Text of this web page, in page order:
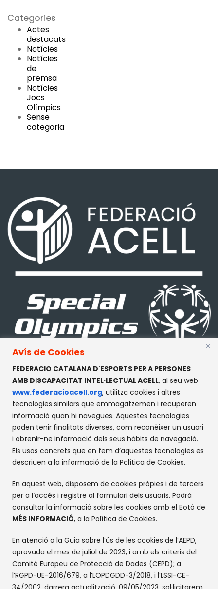
Avís de Cookies
FEDERACIO CATALANA D'ESPORTS PER A PERSONES
AMB DISCAPACITAT INTEL·LECTUAL ACELL, al seu web
www.federacioacell.org, utilitza cookies i altres
tecnologies similars que emmagatzemen i recuperen
informació quan hi navegues. Aquestes tecnologies
poden tenir finalitats diverses, com reconèixer un usuari
i obtenir-ne informació dels seus hàbits de navegació.
Els usos concrets que en fem d’aquestes tecnologies es
descriuen a la informació de la Política de Cookies.
En aquest web, disposem de cookies pròpies i de tercers
per a l’accés i registre al formulari dels usuaris. Podrà
consultar la informació sobre les cookies amb el Botó de
MÉS INFORMACIÓ, a la Política de Cookies.
En atenció a la Guia sobre l’ús de les cookies de l’AEPD,
aprovada el mes de juliol de 2023, i amb els criteris del
Comitè Europeu de Protecció de Dades (CEPD); a
l’RGPD-UE-2016/679, a l’LOPDGDD-3/2018, i l’LSSI-CE-
34/2002, darrera actualització, 09/05/2023, sol·licitarem
Categories
Actes
destacats
Notícies
Notícies
de
premsa
Notícies
Jocs
Olímpics
Sense
categoria
CONTACTE
c/Olympe de Gouges, S/N
Recinte Mundet
08035 -Barcelona
XARXES SOCIALS